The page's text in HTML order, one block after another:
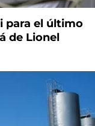
para el último
de Lionel